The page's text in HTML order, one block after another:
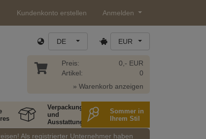
Kundenkonto erstellen Anmelden
DE EUR
Preis:
Artikel:
0,- EUR
0
» Warenkorb anzeigen
Verpackung
und
Ausstattung
Sommer in
Ihrem Stil
Als registrierter Unternehmer haben